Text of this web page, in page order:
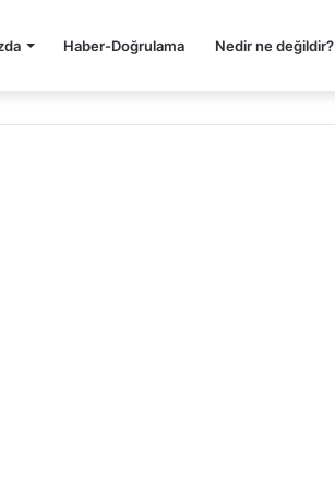
Haber-Doğrulama Nedir ne değildir?